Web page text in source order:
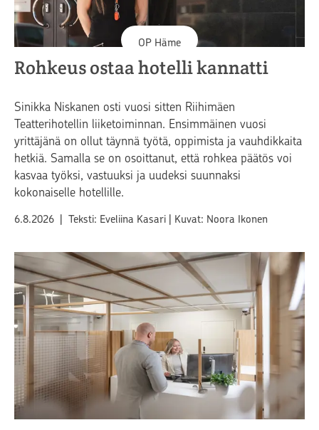
OP Häme
Rohkeus ostaa hotelli kannatti
Sinikka Niskanen osti vuosi sitten Riihimäen
Teatterihotellin liiketoiminnan. Ensimmäinen vuosi
yrittäjänä on ollut täynnä työtä, oppimista ja vauhdikkaita
hetkiä. Samalla se on osoittanut, että rohkea päätös voi
kasvaa työksi, vastuuksi ja uudeksi suunnaksi
kokonaiselle hotellille.
Julkaistu
6.8.2026 Teksti: Eveliina Kasari Kuvat: Noora Ikonen